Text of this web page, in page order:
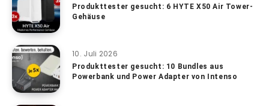
Produkttester gesucht: 6 HYTE X50 Air Tower-
Gehäuse
10. Juli 2026
Produkttester gesucht: 10 Bundles aus
Powerbank und Power Adapter von Intenso